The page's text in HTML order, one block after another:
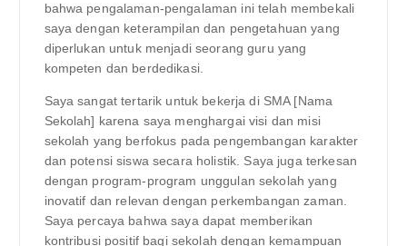
bahwa pengalaman-pengalaman ini telah membekali
saya dengan keterampilan dan pengetahuan yang
diperlukan untuk menjadi seorang guru yang
kompeten dan berdedikasi.
Saya sangat tertarik untuk bekerja di SMA [Nama
Sekolah] karena saya menghargai visi dan misi
sekolah yang berfokus pada pengembangan karakter
dan potensi siswa secara holistik. Saya juga terkesan
dengan program-program unggulan sekolah yang
inovatif dan relevan dengan perkembangan zaman.
Saya percaya bahwa saya dapat memberikan
kontribusi positif bagi sekolah dengan kemampuan